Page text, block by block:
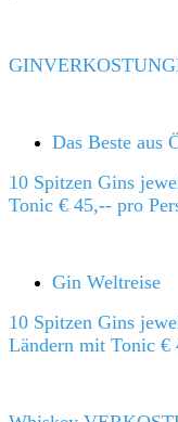
Das Beste aus
10 Spitzen Gins
Tonic € 45,-- pro
Gin Weltreise
10 Spitzen Gins
Ländern mit Tonic €